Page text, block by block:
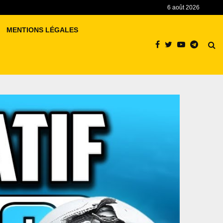
6 août 2026
MENTIONS LÉGALES